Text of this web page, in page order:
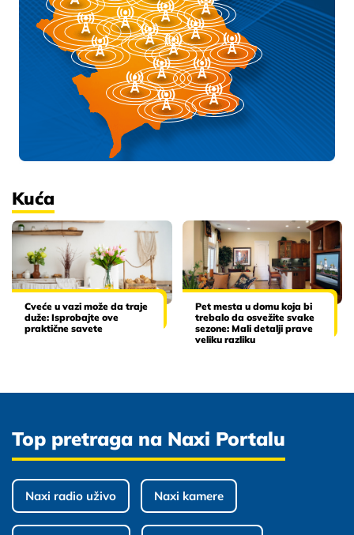
Kuća
Cveće u vazi može da traje
duže: Isprobajte ove
praktične savete
Pet mesta u domu koja bi
trebalo da osvežite svake
sezone: Mali detalji prave
veliku razliku
Top pretraga na Naxi Portalu
Naxi radio uživo Naxi kamere